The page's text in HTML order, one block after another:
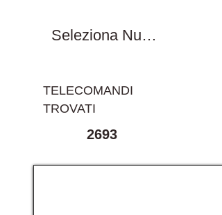
TELECOMANDI
TROVATI
2693